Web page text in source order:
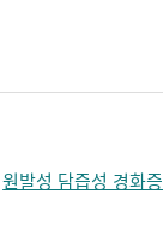
짐
원발성 담즙성 경화증